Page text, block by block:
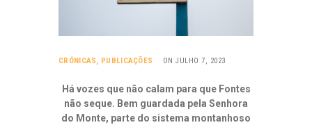
CRÓNICAS, PUBLICAÇÕES ON JULHO 7, 2023
Há vozes que não calam para que Fontes
não seque. Bem guardada pela Senhora
do Monte, parte do sistema montanhoso